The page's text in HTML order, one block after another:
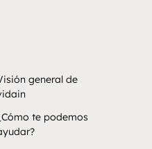
general de
te podemos